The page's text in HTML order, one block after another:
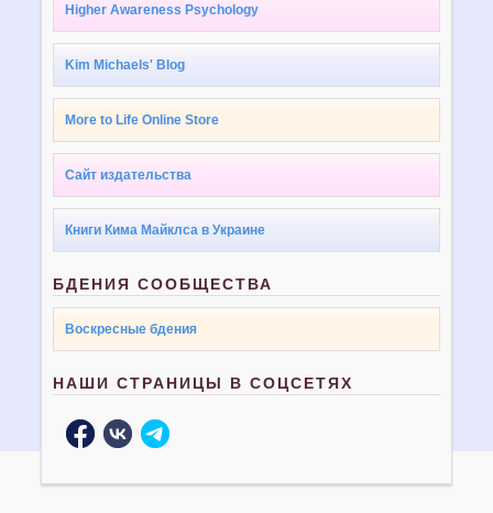
Higher Awareness Psychology
Kim Michaels' Blog
More to Life Online Store
Сайт издательства
Книги Кима Майклса в Украине
БДЕНИЯ СООБЩЕСТВА
Воскресные бдения
НАШИ СТРАНИЦЫ В СОЦСЕТЯХ